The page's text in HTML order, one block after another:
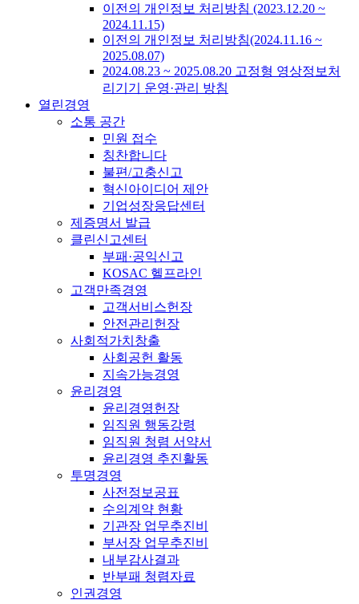
이전의 개인정보 처리방침 (2023.12.20 ~
2024.11.15)
이전의 개인정보 처리방침(2024.11.16 ~
2025.08.07)
2024.08.23 ~ 2025.08.20 고정형 영상정보처
리기기 운영·관리 방침
열린경영
소통 공간
민원 접수
칭찬합니다
불편/고충신고
혁신아이디어 제안
기업성장응답센터
제증명서 발급
클린신고센터
부패·공익신고
KOSAC 헬프라인
고객만족경영
고객서비스헌장
안전관리헌장
사회적가치창출
사회공헌 활동
지속가능경영
윤리경영
윤리경영헌장
임직원 행동강령
임직원 청렴 서약서
윤리경영 추진활동
투명경영
사전정보공표
수의계약 현황
기관장 업무추진비
부서장 업무추진비
내부감사결과
반부패 청렴자료
인권경영